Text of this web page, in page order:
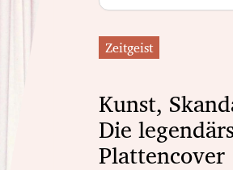
Zeitgeist
Kunst,
Die
Plattencover